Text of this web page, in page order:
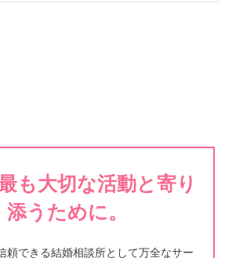
も大切な活動と寄り
添うために。
頼できる結婚相談所として万全なサー